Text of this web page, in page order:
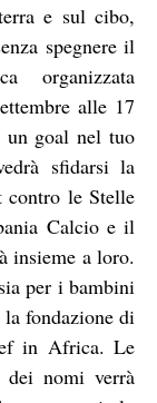
e sul cibo,
spegnere il
organizzata
alle 17
un goal nel tuo
sfidarsi la
le Stelle
Calcio e il
insieme a loro.
per i bambini
fondazione di
in Africa. Le
nomi verrà